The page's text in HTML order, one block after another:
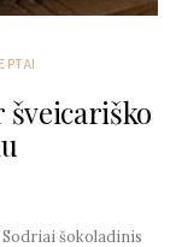
šveicariško
šokoladinis